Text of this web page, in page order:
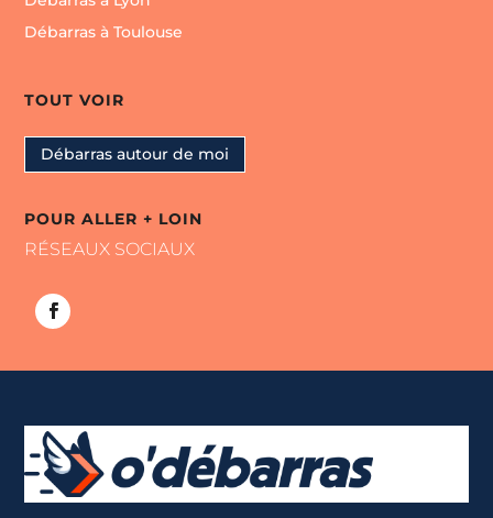
Débarras à Toulouse
TOUT VOIR
Débarras autour de moi
POUR ALLER + LOIN
RÉSEAUX SOCIAUX